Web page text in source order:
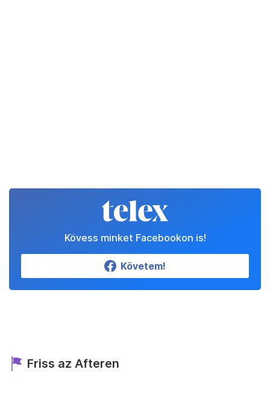
Kövess minket Facebookon is!
Követem!
Friss az Afteren